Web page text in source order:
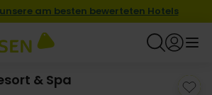
am besten bewerteten Hotels
& Spa